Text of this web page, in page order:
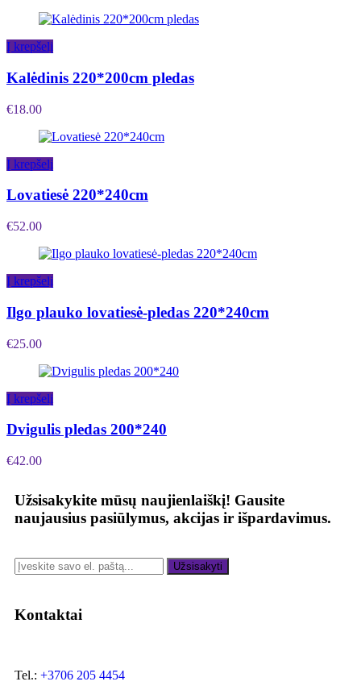
Į krepšelį
Kalėdinis 220*200cm pledas
€18.00
Į krepšelį
Lovatiesė 220*240cm
€52.00
Į krepšelį
Ilgo plauko lovatiesė-pledas 220*240cm
€25.00
Į krepšelį
Dvigulis pledas 200*240
€42.00
Užsisakykite mūsų naujienlaiškį! Gausite
naujausius pasiūlymus, akcijas ir išpardavimus.
Užsisakyti
Kontaktai
Tel.: +3706 205 4454